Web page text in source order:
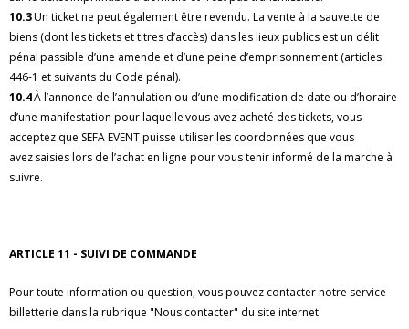
10.3Un ticket ne peut également être revendu. La vente à la sauvette de
biens (dont les tickets et titres d’accès) dans les lieux publics est un délit
pénal passible d’une amende et d’une peine d’emprisonnement (articles
446-1 et suivants du Code pénal).
10.4À l’annonce de l’annulation ou d’une modification de date ou d’horaire
d’une manifestation pour laquelle vous avez acheté des tickets, vous
acceptez que SEFA EVENT puisse utiliser les coordonnées que vous
avez saisies lors de l’achat en ligne pour vous tenir informé de la marche à
suivre.
ARTICLE 11 - SUIVI DE COMMANDE
Pour toute information ou question, vous pouvez contacter notre service
billetterie dans la rubrique "Nous contacter" du site internet.